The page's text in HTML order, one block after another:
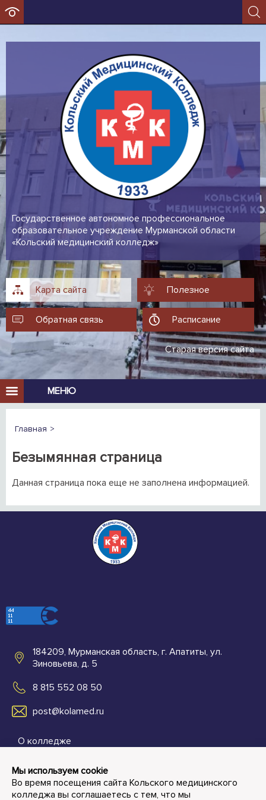
Государственное автономное профессиональное
образовательное учреждение Мурманской области
«Кольский медицинский колледж»
Карта сайта Полезное
Обратная связь Расписание
Старая версия сайта
МЕНЮ
Главная
Безымянная страница
Данная страница пока еще не заполнена информацией.
Мы используем cookie
Во время посещения сайта Кольского медицинского
колледжа вы соглашаетесь с тем, что мы
184209, Мурманская область, г. Апатиты, ул.
Зиновьева, д. 5
8 815 552 08 50
post@kolamed.ru
О колледже
Абитуриентам
Студенту и преподавателю